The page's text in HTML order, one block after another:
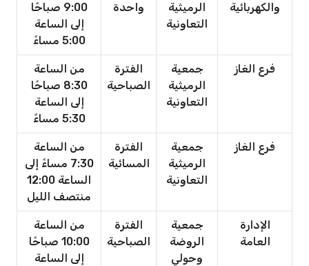
والكهربائية
الرميثية
التعاونية
واحدة
9:00 صباحًا
إلى الساعة
5:00 مساءً
فرع الغاز
جمعية
الرميثية
التعاونية
الفترة
الصباحية
من الساعة
8:30 صباحًا
إلى الساعة
5:30 مساءً
فرع الغاز
جمعية
الرميثية
التعاونية
الفترة
المسائية
من الساعة
7:30 مساءً إلى
الساعة 12:00
منتصف الليل
الإدارة
العامة
جمعية
الروضة
وحولي
الفترة
الصباحية
من الساعة
10:00 صباحًا
إلى الساعة